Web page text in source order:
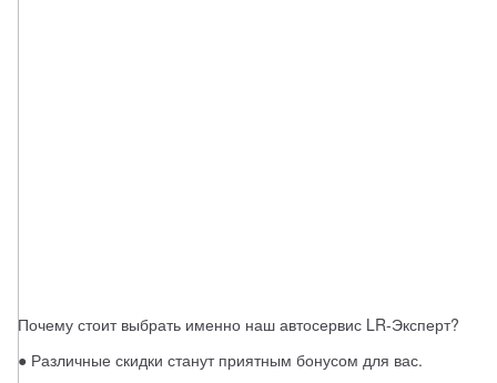
Почему стоит выбрать именно наш автосервис LR-Эксперт?
● Различные скидки станут приятным бонусом для вас.